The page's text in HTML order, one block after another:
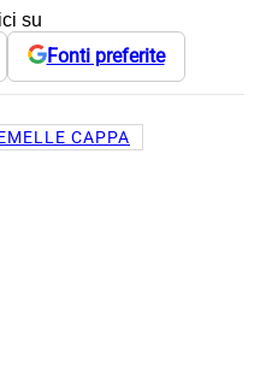
su
Fonti preferite
CAPPA